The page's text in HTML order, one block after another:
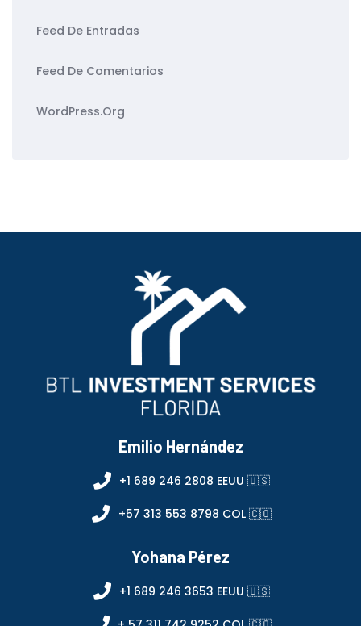
Feed De Entradas
Feed De Comentarios
WordPress.org
Emilio Hernández
+1 689 246 2808 EEUU 🇺🇸
+57 313 553 8798 COL 🇨🇴
Yohana Pérez
+1 689 246 3653 EEUU 🇺🇸